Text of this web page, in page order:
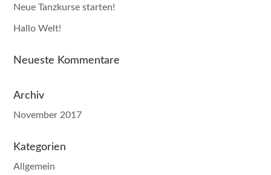
Neue Tanzkurse starten!
Hallo Welt!
Neueste Kommentare
Archiv
November 2017
Kategorien
Allgemein